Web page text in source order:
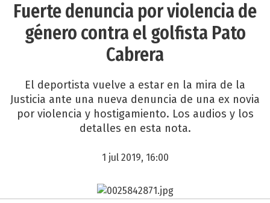
Fuerte denuncia por violencia de
género contra el golfista Pato
Cabrera
El deportista vuelve a estar en la mira de la
Justicia ante una nueva denuncia de una ex novia
por violencia y hostigamiento. Los audios y los
detalles en esta nota.
1 jul 2019, 16:00